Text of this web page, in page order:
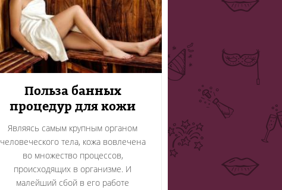
Польза банных
процедур для кожи
Являясь самым крупным органом
человеческого тела, кожа вовлечена
во множество процессов,
происходящих в организме. И
малейший сбой в его работе